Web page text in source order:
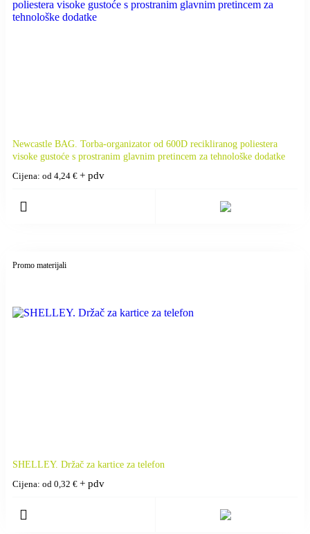
Newcastle BAG. Torba-organizator od 600D recikliranog poliestera
visoke gustoće s prostranim glavnim pretincem za tehnološke dodatke
Cijena: od 4,24 € + pdv
Promo materijali
SHELLEY. Držač za kartice za telefon
Cijena: od 0,32 € + pdv